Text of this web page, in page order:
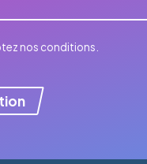
nos conditions